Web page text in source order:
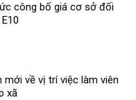
công bố giá cơ sở đối
mới về vị trí việc làm viên
xã